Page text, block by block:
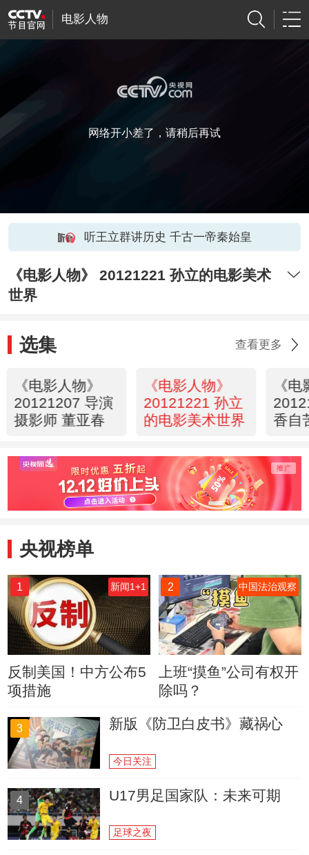
电影人物
网络开小差了，请稍后再试
听王立群讲历史 千古一帝秦始皇
《电影人物》 20121221 孙立的电影美术
世界
选集 查看更多
《电影人物》
20121207 导演
摄影师 董亚春
《电影人物》
20121221 孙立
的电影美术世界
《
香
央视榜单
1 新闻1+1
反制美国！中方公布5
项措施
2 中国法治观察
上班“摸鱼”公司有权开
除吗？
3 新版《防卫白皮书》藏祸心
今日关注
4 U17男足国家队：未来可期
足球之夜